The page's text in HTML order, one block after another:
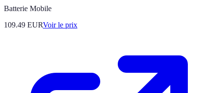
Batterie Mobile
109.49 EURVoir le prix